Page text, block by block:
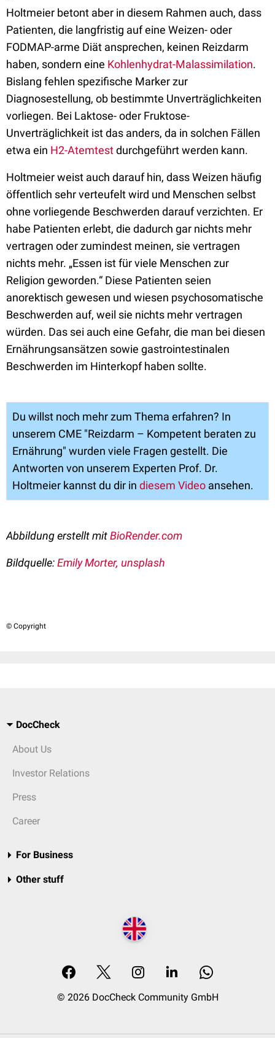
Holtmeier betont aber in diesem Rahmen auch, dass
Patienten, die langfristig auf eine Weizen- oder
FODMAP-arme Diät ansprechen, keinen Reizdarm
haben, sondern eine Kohlenhydrat-Malassimilation.
Bislang fehlen spezifische Marker zur
Diagnosestellung, ob bestimmte Unverträglichkeiten
vorliegen. Bei Laktose- oder Fruktose-
Unverträglichkeit ist das anders, da in solchen Fällen
etwa ein H2-Atemtestdurchgeführt werden kann.
Holtmeier weist auch darauf hin, dass Weizen häufig
öffentlich sehr verteufelt wird und Menschen selbst
ohne vorliegende Beschwerden darauf verzichten. Er
habe Patienten erlebt, die dadurch gar nichts mehr
vertragen oder zumindest meinen, sie vertragen
nichts mehr. „Essen ist für viele Menschen zur
Religion geworden.“ Diese Patienten seien
anorektisch gewesen und wiesen psychosomatische
Beschwerden auf, weil sie nichts mehr vertragen
würden. Das sei auch eine Gefahr, die man bei diesen
Ernährungsansätzen sowie gastrointestinalen
Beschwerden im Hinterkopf haben sollte.
Du willst noch mehr zum Thema erfahren? In
unserem CME "Reizdarm – Kompetent beraten zu
Ernährung" wurden viele Fragen gestellt. Die
Antworten von unserem Experten Prof. Dr.
Holtmeier kannst du dir in diesem Video ansehen.
Abbildung erstellt mitBioRender.com
Bildquelle:Emily Morter, unsplash
© Copyright
DocCheck
About Us
Investor Relations
Press
Career
For Business
Other stuff
© 2026 DocCheck Community GmbH